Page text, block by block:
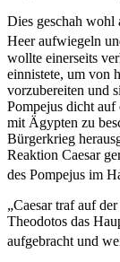
Dies geschah wohl
Heer aufwiegeln
wollte einerseits
einnistete, um von
vorzubereiten und
Pompejus dicht auf
mit Ägypten zu
Bürgerkrieg
Reaktion Caesar
des Pompejus im
„Caesar traf auf
Theodotos das
aufgebracht und